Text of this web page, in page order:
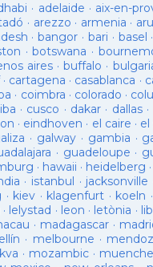
· adelaide · aix-en-
· arezzo · armenia ·
·bangor · bari · basel
·botswana ·
aires·buffalo ·
· cartagena · casablanca ·
· coimbra · colorado ·
· cusco · dakar · dallas·
· eindhoven · el caire · el
· galway· gambia ·
· guadeloupe ·
· hawaii · heidelberg ·
· istanbul · jacksonville
· kiev · klagenfurt · koeln ·
· lelystad · leon · letònia ·
· madagascar ·
· melbourne ·
· mozambic ·